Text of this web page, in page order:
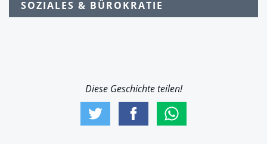
SOZIALES & BÜROKRATIE
Diese Geschichte teilen!